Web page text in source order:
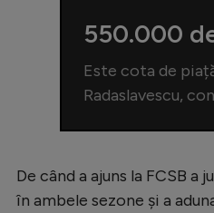
550.000
Este cota de
Radaslavescu,
De când a ajuns la FCSB a
în ambele sezone și a